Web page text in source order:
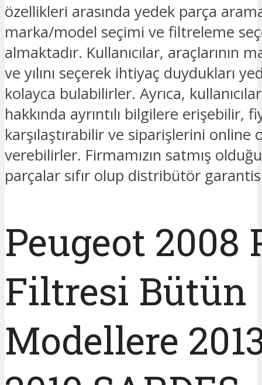
özellikleri arasında yedek parça
marka/model seçimi ve filtreleme
almaktadır. Kullanıcılar, araçlarının
ve yılını seçerek ihtiyaç duydukları
kolayca bulabilirler. Ayrıca,
hakkında ayrıntılı bilgilere erişebilir,
karşılaştırabilir ve siparişlerini online
verebilirler. Firmamızın satmış
parçalar sıfır olup distribütör
Peugeot 2008
Filtresi Bütün
Modellere